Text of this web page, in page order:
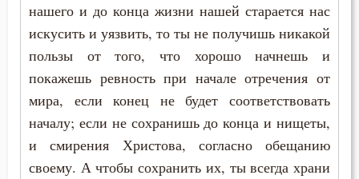
Молитва
Монах
Мудрость
Тихон Задонский
Феофан Затворник
нашего и до конца жизни нашей старается нас
искусить и уязвить, то ты не получишь никакой
пользы от того, что хорошо начнешь и
покажешь ревность при начале отречения от
мира, если конец не будет соответствовать
началу; если не сохранишь до конца и нищеты,
и смирения Христова, согласно обещанию
своему. А чтобы сохранить их, ты всегда храни